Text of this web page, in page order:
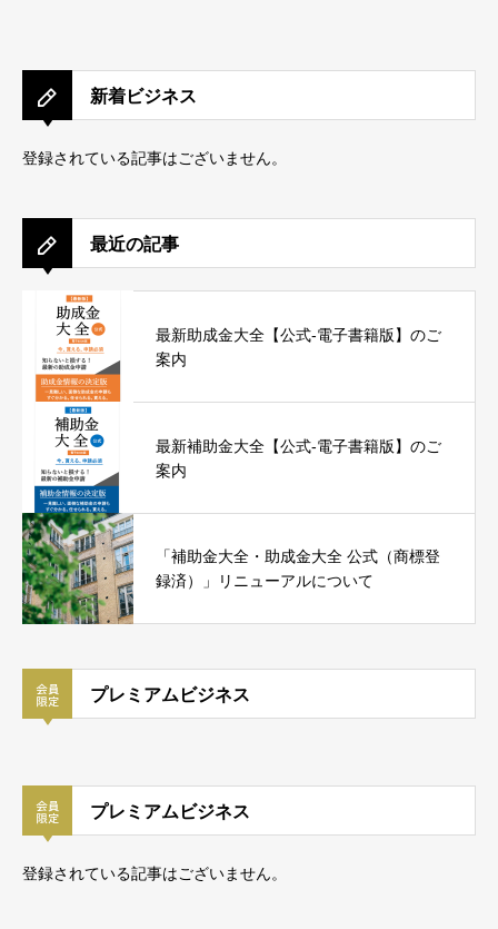
新着ビジネス
登録されている記事はございません。
最近の記事
最新助成金大全【公式-電子書籍版】のご
案内
最新補助金大全【公式-電子書籍版】のご
案内
「補助金大全・助成金大全 公式（商標登
録済）」リニューアルについて
プレミアムビジネス
プレミアムビジネス
登録されている記事はございません。